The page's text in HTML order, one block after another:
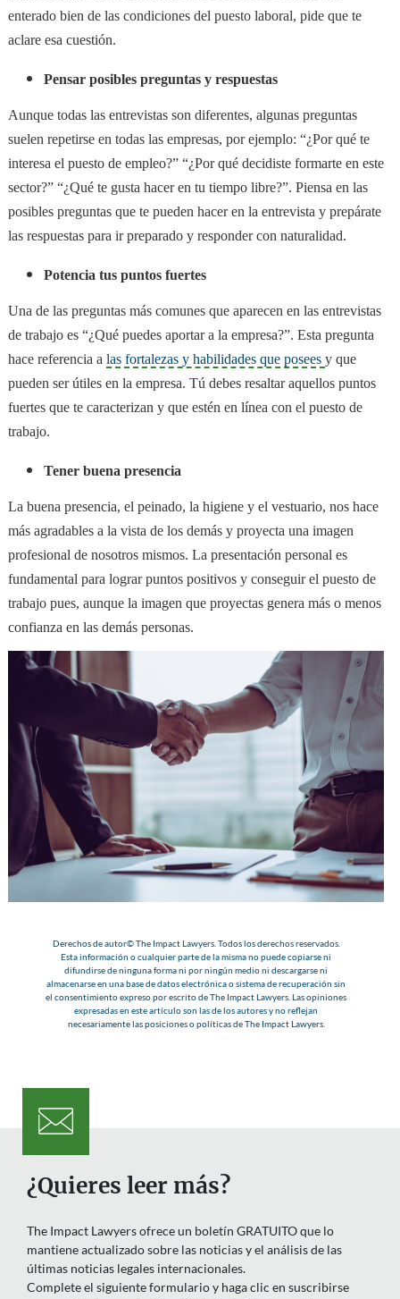
enterado bien de las condiciones del puesto laboral, pide que te
aclare esa cuestión.
Pensar posibles preguntas y respuestas
Aunque todas las entrevistas son diferentes, algunas preguntas
suelen repetirse en todas las empresas, por ejemplo: “¿Por qué te
interesa el puesto de empleo?” “¿Por qué decidiste formarte en este
sector?” “¿Qué te gusta hacer en tu tiempo libre?”. Piensa en las
posibles preguntas que te pueden hacer en la entrevista y prepárate
las respuestas para ir preparado y responder con naturalidad.
Potencia tus puntos fuertes
Una de las preguntas más comunes que aparecen en las entrevistas
de trabajo es “¿Qué puedes aportar a la empresa?”. Esta pregunta
hace referencia a las fortalezas y habilidades que posees y que
pueden ser útiles en la empresa. Tú debes resaltar aquellos puntos
fuertes que te caracterizan y que estén en línea con el puesto de
trabajo.
Tener buena presencia
La buena presencia, el peinado, la higiene y el vestuario, nos hace
más agradables a la vista de los demás y proyecta una imagen
profesional de nosotros mismos. La presentación personal es
fundamental para lograr puntos positivos y conseguir el puesto de
trabajo pues, aunque la imagen que proyectas genera más o menos
confianza en las demás personas.
Derechos de autor© The Impact Lawyers. Todos los derechos reservados.
Esta información o cualquier parte de la misma no puede copiarse ni
difundirse de ninguna forma ni por ningún medio ni descargarse ni
almacenarse en una base de datos electrónica o sistema de recuperación sin
el consentimiento expreso por escrito de The Impact Lawyers. Las opiniones
expresadas en este artículo son las de los autores y no reflejan
necesariamente las posiciones o políticas de The Impact Lawyers.
¿Quieres leer más?
The Impact Lawyers ofrece un boletín GRATUITO que lo
mantiene actualizado sobre las noticias y el análisis de las
últimas noticias legales internacionales.
Complete el siguiente formulario y haga clic en suscribirse